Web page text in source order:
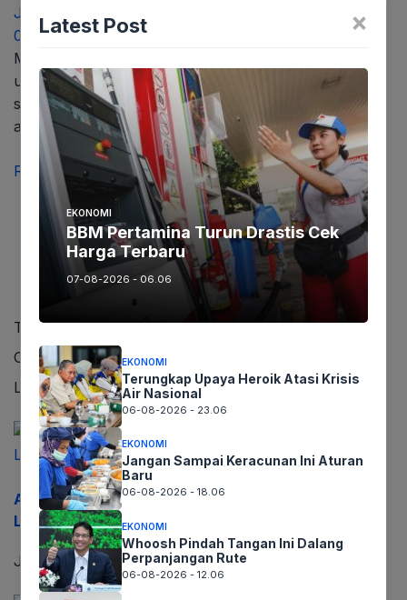
Juni 26, 2023
0
Mediaseruni.co.id, KARAWANG – PLN terus berupaya
untuk meningkatkan produktifitas dan pelayanan,
sejalan dengan semangat transformasi PLN pada
aspirasi Customer Focused….
Read more
Trending
Comments
Latest
Anak Perempuan Dibawah Umur Nyaris Digilir 3 Laki
Laki di Bontotiro
Juli 2, 2023
×
Latest Post
EKONOMI
BBM Pertamina Turun Drastis Cek
Harga Terbaru
07-08-2026 - 06.06
EKONOMI
Terungkap Upaya Heroik Atasi Krisis
Air Nasional
06-08-2026 - 23.06
EKONOMI
Jangan Sampai Keracunan Ini Aturan
Baru
06-08-2026 - 18.06
EKONOMI
Whoosh Pindah Tangan Ini Dalang
Perpanjangan Rute
06-08-2026 - 12.06